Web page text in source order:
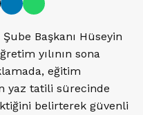
Başkanı Hüseyin
yılının sona
eğitim
yaz tatili sürecinde
belirterek güvenli